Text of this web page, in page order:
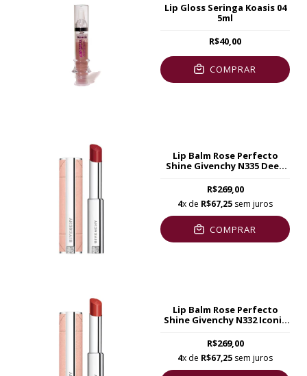
Lip Gloss Seringa Koasis 04
5ml
R$40,00
COMPRAR
Lip Balm Rose Perfecto
Shine Givenchy N335 Deep
R$269,00
4x de R$67,25 sem juros
COMPRAR
Lip Balm Rose Perfecto
Shine Givenchy N332 Iconic
R$269,00
4x de R$67,25 sem juros